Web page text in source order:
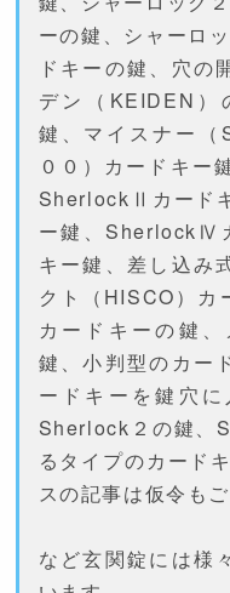
ーの鍵、シャーロ
ドキーの鍵、穴の
デン（KEIDEN）
鍵、マイスナー（
００）カードキー
SherlockⅡカード
ー鍵、SherlockⅣ
キー鍵、差し込み
クト（HISCO）カ
カードキーの鍵
鍵、小判型のカー
ードキーを鍵穴に
Sherlock２の鍵、
るタイプのカード
スの記事は仮令もご
など玄関錠には様